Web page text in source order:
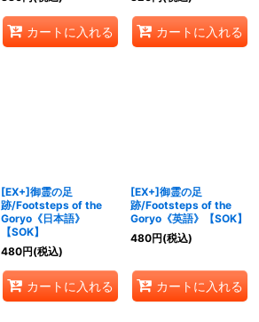
カートに入れる カートに入れる
[EX+]御霊の足
跡/Footsteps of the
Goryo《日本語》
【SOK】
480円(税込)
カートに入れる
[EX+]御霊の足
跡/Footsteps of the
Goryo《英語》【SOK】
480円(税込)
カートに入れる